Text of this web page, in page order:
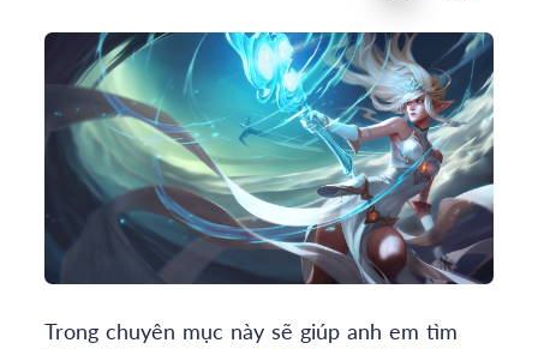
Trong chuyên mục này sẽ giúp anh em tìm